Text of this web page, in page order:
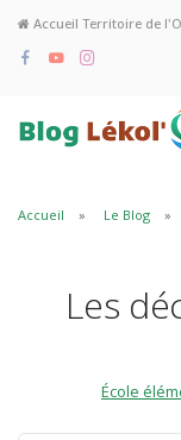
Accueil Territoire de
Accueil Le Blog
Les
École